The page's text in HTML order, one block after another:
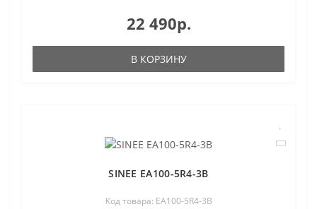
22 490р.
В КОРЗИНУ
SINEE EA100-5R4-3B
Код товара: EA100-5R4-3B